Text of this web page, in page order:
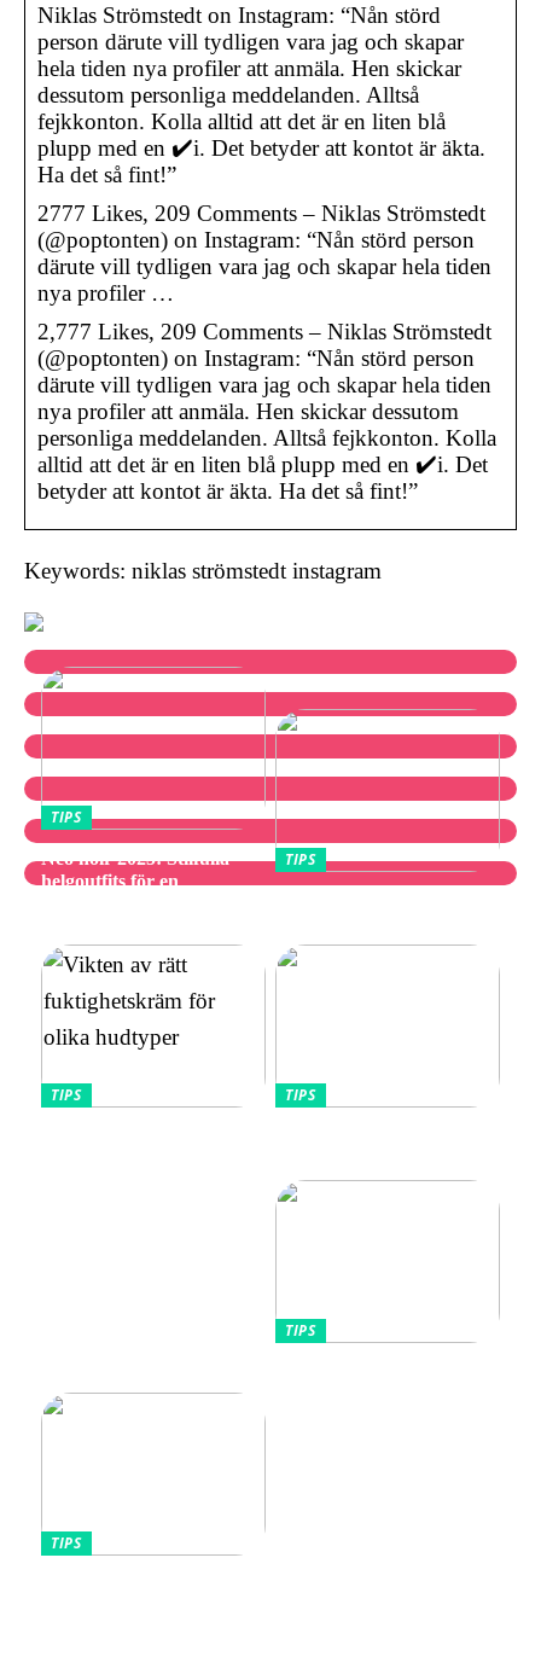
Niklas Strömstedt on Instagram: “Nån störd
person därute vill tydligen vara jag och skapar
hela tiden nya profiler att anmäla. Hen skickar
dessutom personliga meddelanden. Alltså
fejkkonton. Kolla alltid att det är en liten blå
plupp med en ✔️i. Det betyder att kontot är äkta.
Ha det så fint!”
2777 Likes, 209 Comments – Niklas Strömstedt
(@poptonten) on Instagram: “Nån störd person
därute vill tydligen vara jag och skapar hela tiden
nya profiler …
2,777 Likes, 209 Comments – Niklas Strömstedt
(@poptonten) on Instagram: “Nån störd person
därute vill tydligen vara jag och skapar hela tiden
nya profiler att anmäla. Hen skickar dessutom
personliga meddelanden. Alltså fejkkonton. Kolla
alltid att det är en liten blå plupp med en ✔️i. Det
betyder att kontot är äkta. Ha det så fint!”
Keywords: niklas strömstedt instagram
TIPS
Neo noir 2025: Stilfulla
helgoutfits för en
TIPS
TIPS TIPS
TIPS
TIPS